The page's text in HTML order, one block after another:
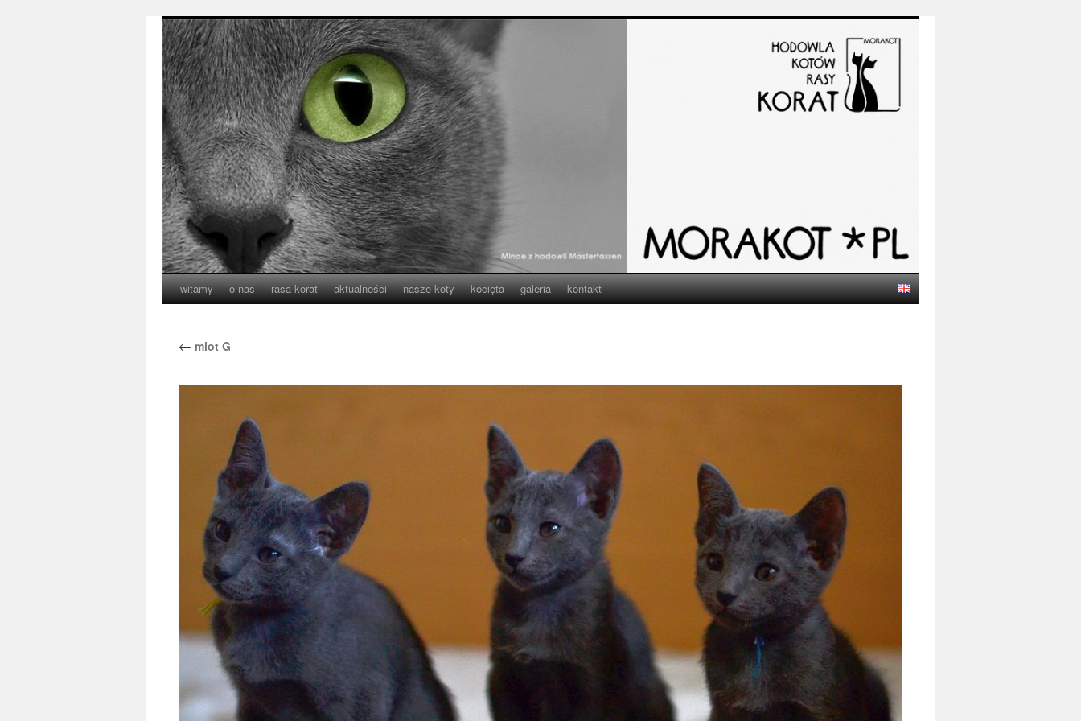
witamy o nas rasa korat aktualności nasze koty kocięta galeria kontakt
← miot G